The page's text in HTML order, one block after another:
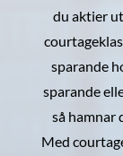
du aktier
sparande
sparande
så hamnar
Med